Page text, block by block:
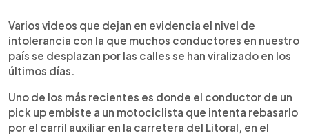
► Escuchar artículo
Varios videos que dejan en evidencia el nivel de
intolerancia con la que muchos conductores en nuestro
país se desplazan por las calles se han viralizado en los
últimos días.
Uno de los más recientes es donde el conductor de un
pick up embiste a un motociclista que intenta rebasarlo
por el carril auxiliar en la carretera del Litoral, en el